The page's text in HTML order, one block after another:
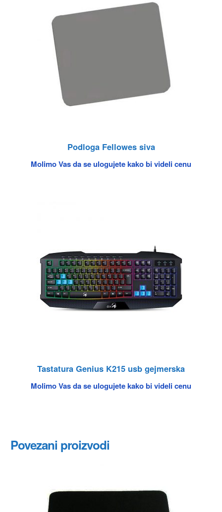
Podloga Fellowes siva
Molimo Vas da se ulogujete kako bi videli cenu
Tastatura Genius K215 usb gejmerska
Molimo Vas da se ulogujete kako bi videli cenu
Povezani proizvodi